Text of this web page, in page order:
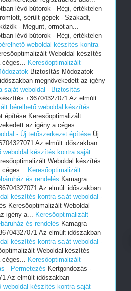
lévő bútorok - Régi, értéktelen
sérült gépek - Szakadt,
- Megunt, ormótlan...
lévő bútorok - Régi, értéktelen
weboldal készítés kontra
Weboldal készítés
céges... Keresőoptimalizált
Biztosítás Módozatok
megnövekedett az igény
saját weboldal - Biztosítás
+36704327071 Az elmúlt
bérelhető weboldal készítés
építése Keresőoptimalizált
az igény a céges...
- Új tetőszerkezet építése Új
Az elmúlt időszakban
weboldal készítés kontra saját
Weboldal készítés
céges... Keresőoptimalizált
és rendelés Kamagra
Az elmúlt időszakban
készítés kontra saját weboldal -
Keresőoptimalizált Weboldal
igény a... Keresőoptimalizált
és rendelés Kamagra
Az elmúlt időszakban
készítés kontra saját weboldal -
Weboldal készítés
céges... Keresőoptimalizált
- Permetezés Kertgondozás -
Az elmúlt időszakban
weboldal készítés kontra saját